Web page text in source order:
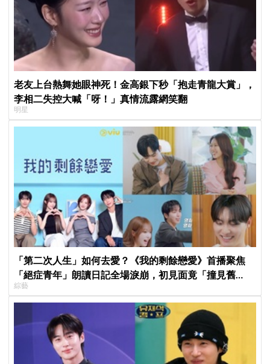
老友上台熱舞她眼神死！金高銀下秒「抱走青龍大賞」，
李相二失控大喊「呀！」真情流露網笑翻
明星
「第二次人生」如何去愛？《我的剩餘戀愛》首播聚焦
「絕症青年」朗讀日記全場淚崩，初見面竟「撞見舊
識」！
綜藝